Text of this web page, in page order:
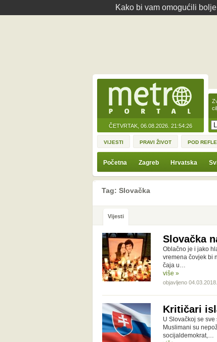
Kako bi vam omogućili
ČETVRTAK, 06.08.2026. 21:54:26
VIJESTI PRAVI ŽIVOT POD
Početna Zagreb Hrvatska
Tag: Slovačka
Vijesti
Slovačka
Oblačno je i jako
vremena čovjek bi
čaja u…
više »
objavljeno
Kritičari
U Slovačkoj se
Muslimani su
socijaldemokrat,…